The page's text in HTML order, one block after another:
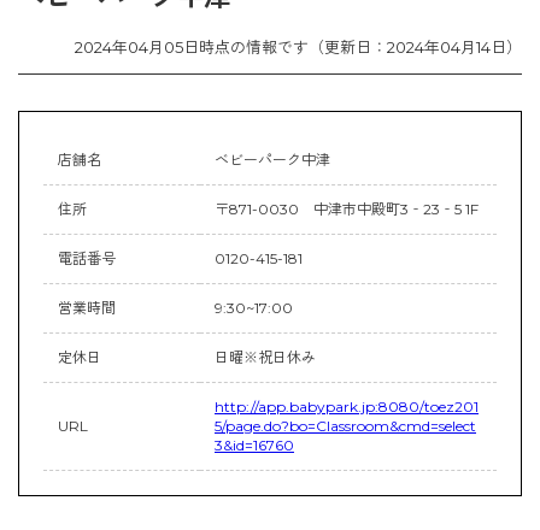
2024年04月05日時点の情報です（更新日：2024年04月14日）
店舗名 ベビーパーク中津
住所 〒871-0030 中津市中殿町3‐23‐5 1F
電話番号 0120-415-181
営業時間 9:30~17:00
定休日 日曜※祝日休み
URL
http://app.babypark.jp:8080/toez201
5/page.do?bo=Classroom&cmd=select
3&id=16760